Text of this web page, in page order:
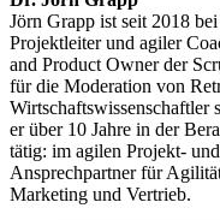
Jörn Grapp ist seit 2018
Projektleiter und agiler
and Product Owner der
für die Moderation von
Wirtschaftswissenschaftler
er über 10 Jahre in der
tätig: im agilen Projekt-
Ansprechpartner für
Marketing und Vertrieb.